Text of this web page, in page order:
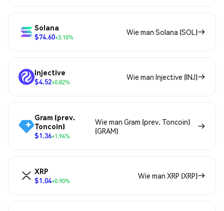
Solana
$74.60+3.10%
Wie man Solana (SOL)
Injective
$4.52+0.82%
Wie man Injective (INJ)
Gram (prev.
Toncoin)
$1.36+1.94%
Wie man Gram (prev. Toncoin)
(GRAM)
XRP
$1.04+0.90%
Wie man XRP (XRP)